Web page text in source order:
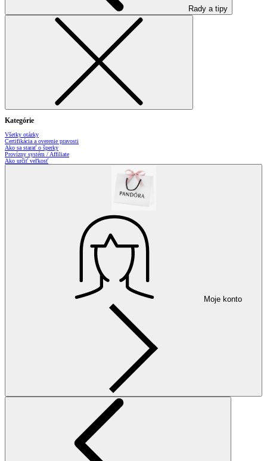
Rady a tipy
Kategórie
Všetky otázky
Certifikácia a overenie pravosti
Ako sa starať o šperky
Provízny systém / Affiliate
Ako určiť veľkosť
Moje konto